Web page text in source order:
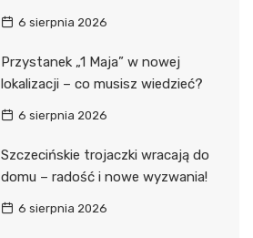
6 sierpnia 2026
Przystanek „1 Maja” w nowej
lokalizacji – co musisz wiedzieć?
6 sierpnia 2026
Szczecińskie trojaczki wracają do
domu – radość i nowe wyzwania!
6 sierpnia 2026